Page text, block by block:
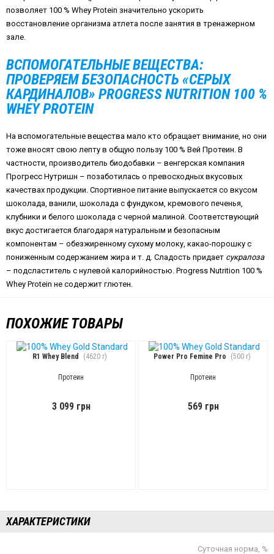
позволяет 100 % Whey Protein значительно ускорить
восстановление организма атлета после занятия в тренажерном
зале.
ВСПОМОГАТЕЛЬНЫЕ ВЕЩЕСТВА:
ПРОВЕРЯЕМ БЕЗОПАСНОСТЬ «СЕРЫХ
КАРДИНАЛОВ» PROGRESS NUTRITION 100 %
WHEY PROTEIN
На вспомогательные вещества мало кто обращает внимание, но они
тоже вносят свою лепту в общую пользу 100 % Вей Протеин. В
частности, производитель биодобавки – венгерская компания
Прогресс Нутришн – позаботилась о превосходных вкусовых
качествах продукции. Спортивное питание выпускается со вкусом
шоколада, ванили, шоколада с фундуком, кремового печенья,
клубники и белого шоколада с черной малиной. Соответствующий
вкус достигается благодаря натуральным и безопасным
компонентам – обезжиренному сухому молоку, какао-порошку с
пониженным содержанием жира и т. д. Сладость придает сукралоза
– подсластитель с нулевой калорийностью. Progress Nutrition 100 %
Whey Protein не содержит глютен.
ПОХОЖИЕ ТОВАРЫ
R1 Whey Blend (4620 г)
Протеин
3 099 грн
Power Pro Femine Pro (500 г)
Протеин
569 грн
ХАРАКТЕРИСТИКИ
Суточная норма, %